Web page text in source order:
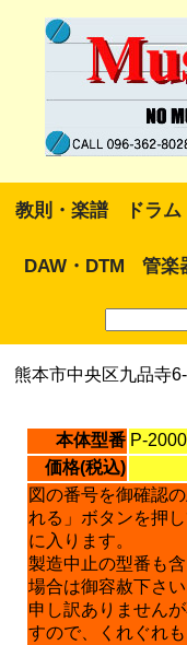
教則・楽譜 ドラム
DAW・DTM 管楽
熊本市中央区九品寺
本体型番 P-
価格(税込)
図の番号を御確認
れる」ボタンを押
に入ります。
製造中止の型番も
場合は御容赦下さい
申し訳ありません
すので、くれぐれ